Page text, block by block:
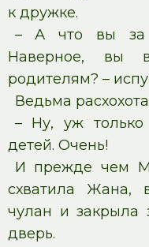
к дружке.
– А что вы за
Наверное, вы
родителям? –
Ведьма
– Ну, уж
детей. Очень!
И прежде чем
схватила Жана,
чулан и закрыла
дверь.